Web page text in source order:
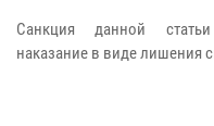
Санкция данной статьи
наказание в виде лишения